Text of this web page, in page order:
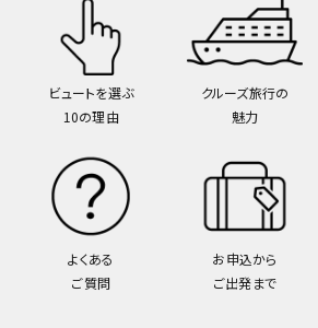
ビュートを選ぶ
10の理由
クルーズ旅行の
魅力
よくある
ご質問
お申込から
ご出発まで